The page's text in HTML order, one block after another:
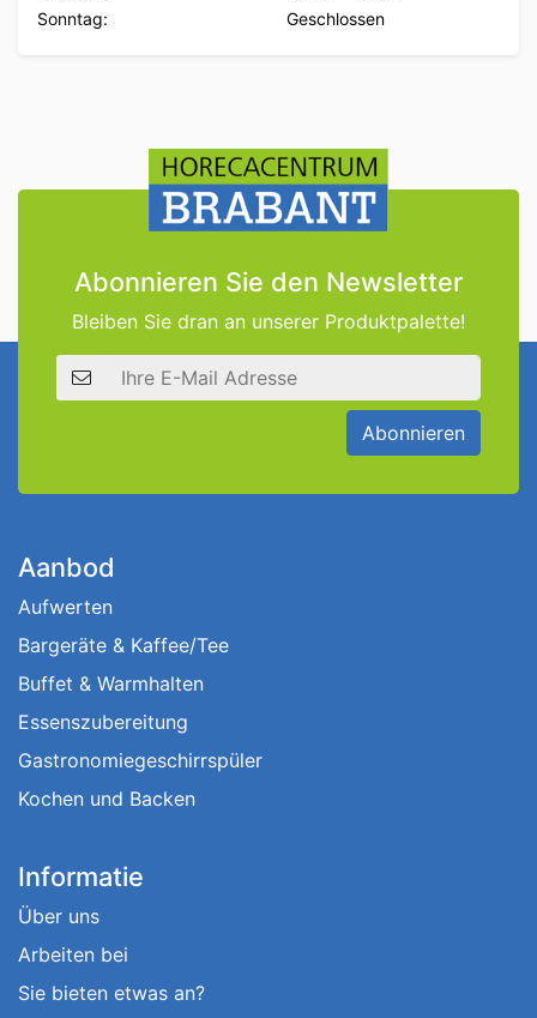
Sonntag:
Geschlossen
Abonnieren Sie den Newsletter
Bleiben Sie dran an unserer Produktpalette!
E-Mail Adresse
Abonnieren
Aanbod
Aufwerten
Bargeräte & Kaffee/Tee
Buffet & Warmhalten
Essenszubereitung
Gastronomiegeschirrspüler
Kochen und Backen
Informatie
Über uns
Arbeiten bei
Sie bieten etwas an?